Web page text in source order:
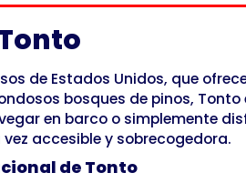
de Estados Unidos, que
bosques de pinos,
en barco o simplemente
accesible y sobrecogedora.
de Tonto